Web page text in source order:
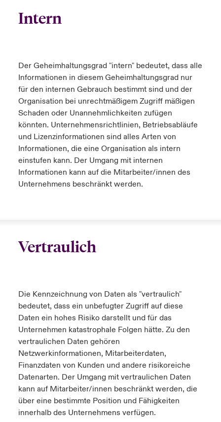
Intern
Der Geheimhaltungsgrad "intern" bedeutet, dass alle
Informationen in diesem Geheimhaltungsgrad nur
für den internen Gebrauch bestimmt sind und der
Organisation bei unrechtmäßigem Zugriff mäßigen
Schaden oder Unannehmlichkeiten zufügen
könnten. Unternehmensrichtlinien, Betriebsabläufe
und Lizenzinformationen sind alles Arten von
Informationen, die eine Organisation als intern
einstufen kann. Der Umgang mit internen
Informationen kann auf die Mitarbeiter/innen des
Unternehmens beschränkt werden.
Vertraulich
Die Kennzeichnung von Daten als "vertraulich"
bedeutet, dass ein unbefugter Zugriff auf diese
Daten ein hohes Risiko darstellt und für das
Unternehmen katastrophale Folgen hätte. Zu den
vertraulichen Daten gehören
Netzwerkinformationen, Mitarbeiterdaten,
Finanzdaten von Kunden und andere risikoreiche
Datenarten. Der Umgang mit vertraulichen Daten
kann auf Mitarbeiter/innen beschränkt werden, die
über eine bestimmte Position und Fähigkeiten
innerhalb des Unternehmens verfügen.